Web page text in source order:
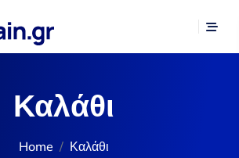
Καλάθι
Home Καλάθι